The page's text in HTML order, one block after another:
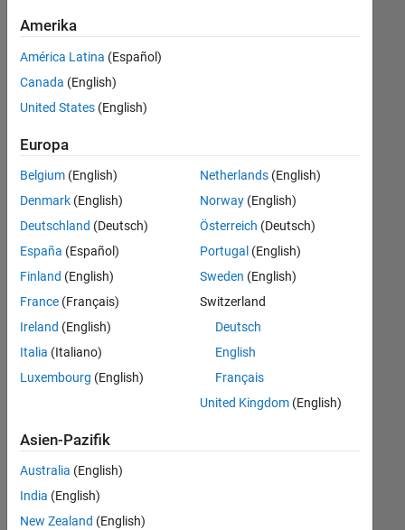
Finance and Operations
Human Resources
Legal
Büro- und Verwaltungsdienste
Derzeit
es
keine
offenen
Stellen,
Ihren
Suchkriterien
entsprechen.
können
die
Suchkriterien
weiter
fassen
oder
alle
Stellenangebote
anzeigen .
noch
keine
offenen
Stellen
Amerika
América Latina (Español)
Canada (English)
United States (English)
Europa
Belgium (English)
Denmark (English)
Deutschland (Deutsch)
España (Español)
Finland (English)
France (Français)
Ireland (English)
Italia (Italiano)
Luxembourg (English)
Netherlands(English)
Norway(English)
Österreich (Deutsch)
Portugal (English)
Sweden (English)
Switzerland
Deutsch
English
Français
United Kingdom(English)
Asien-Pazifik
Australia (English)
India (English)
New Zealand (English)